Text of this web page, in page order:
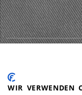
LEGAL
WIR VERWENDEN